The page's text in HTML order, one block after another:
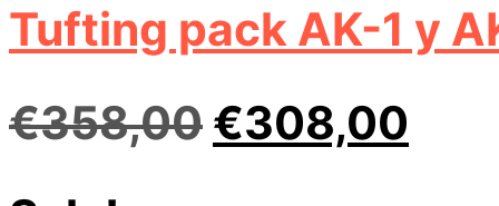
Tufting pack AK-1 y
€358,00 El
€308,00